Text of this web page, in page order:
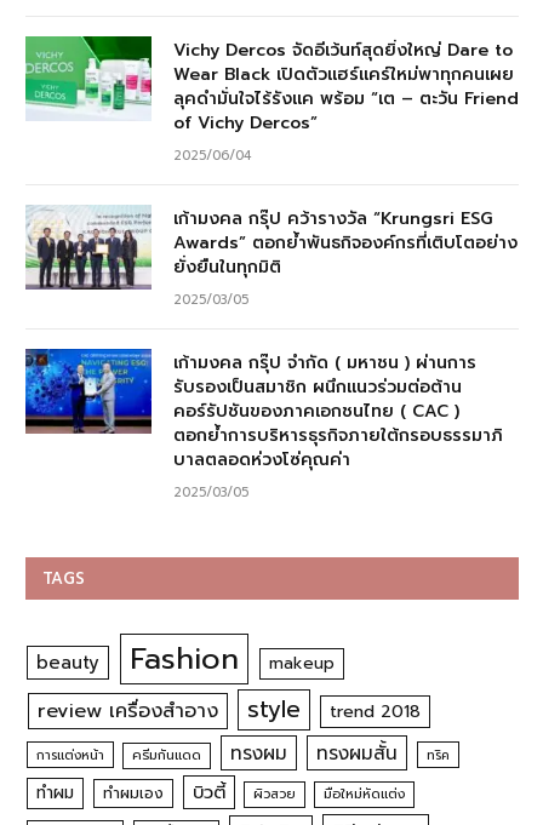
Vichy Dercos จัดอีเว้นท์สุดยิ่งใหญ่ Dare to
Wear Black เปิดตัวแฮร์แคร์ใหม่พาทุกคนเผย
ลุคดำมั่นใจไร้รังแค พร้อม “เต – ตะวัน Friend
of Vichy Dercos”
2025/06/04
เก้ามงคล กรุ๊ป คว้ารางวัล “Krungsri ESG
Awards” ตอกย้ำพันธกิจองค์กรที่เติบโตอย่าง
ยั่งยืนในทุกมิติ
2025/03/05
เก้ามงคล กรุ๊ป จำกัด ( มหาชน ) ผ่านการ
รับรองเป็นสมาชิก ผนึกแนวร่วมต่อต้าน
คอร์รัปชันของภาคเอกชนไทย ( CAC )
ตอกย้ำการบริหารธุรกิจภายใต้กรอบธรรมาภิ
บาลตลอดห่วงโซ่คุณค่า
2025/03/05
TAGS
beauty Fashion makeup
review เครื่องสำอาง style trend 2018
การแต่งหน้า ครีมกันแดด ทรงผม ทรงผมสั้น ทริค
ทำผม ทำผมเอง บิวตี้ ผิวสวย มือใหม่หัดแต่ง